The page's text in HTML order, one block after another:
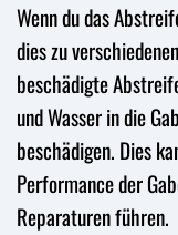
Wenn du das
dies zu
beschädigte
und Wasser in die
beschädigen. Dies
Performance der
Reparaturen führen.